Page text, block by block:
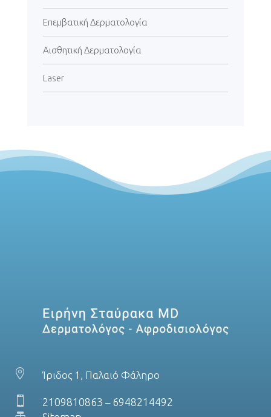
Επεμβατική Δερματολογία
Αισθητική Δερματολογία
Laser
 Ίριδος 1, Παλαιό Φάληρο
 2109810863 – 6948214492